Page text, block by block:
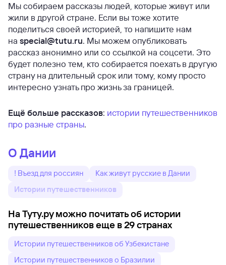
Мы собираем рассказы людей, которые живут или
жили в другой стране. Если вы тоже хотите
поделиться своей историей, то напишите нам
на special@tutu.ru. Мы можем опубликовать
рассказ анонимно или со ссылкой на соцсети. Это
будет полезно тем, кто собирается поехать в другую
страну на длительный срок или тому, кому просто
интересно узнать про жизнь за границей.
Ещё больше рассказов: истории путешественников
про разные страны.
О Дании
! Въезд для россиян
Как живут русские в Дании
Истории путешественников
На Туту.ру можно почитать об истории
путешественников еще в 29 странах
Истории путешественников об Узбекистане
Истории путешественников о Бразилии